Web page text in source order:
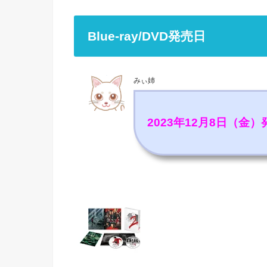
Blue-ray/DVD発売日
みぃ姉
2023年12月8日（金）